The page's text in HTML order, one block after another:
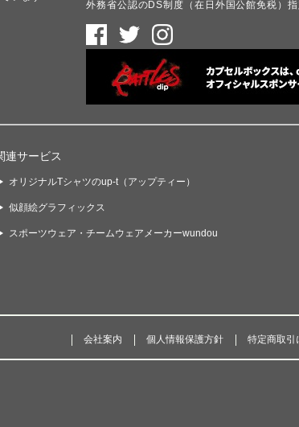
外務省公認のDS制度（在日外国公館免税）
連サービス
オリジナルTシャツのup-t（アップティー）
似顔絵グラフィックス
スポーツウェア・チームウェアメーカーwundou
会社案内 個人情報保護方針 特定商取引